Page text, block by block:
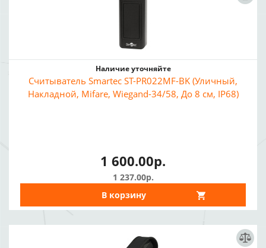
Наличие уточняйте
Считыватель Smartec ST-PR022MF-BK (Уличный,
Накладной, Mifare, Wiegand-34/58, До 8 см, IP68)
1 600.00р.
1 237.00р.
В корзину